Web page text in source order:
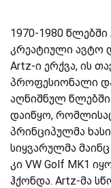
1970-1980
კრეატიული ავტო
Artz-ი ერქვა, ის
პროფესიონალი
აღნიშნულ
დაიწყო,
პრინციპულმა
სიყვარულმა
კი VW Golf MK1
ჰქონდა. Artz-მა